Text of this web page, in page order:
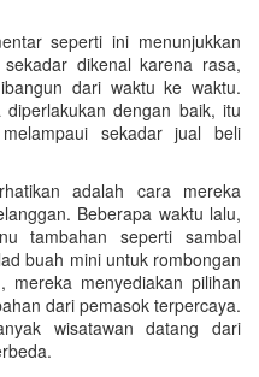
seperti ini menunjukkan
dikenal karena rasa,
dari waktu ke waktu.
dengan baik, itu
sekadar jual beli
adalah cara mereka
Beberapa waktu lalu,
tambahan seperti sambal
buah mini untuk rombongan
menyediakan pilihan
dari pemasok terpercaya.
wisatawan datang dari